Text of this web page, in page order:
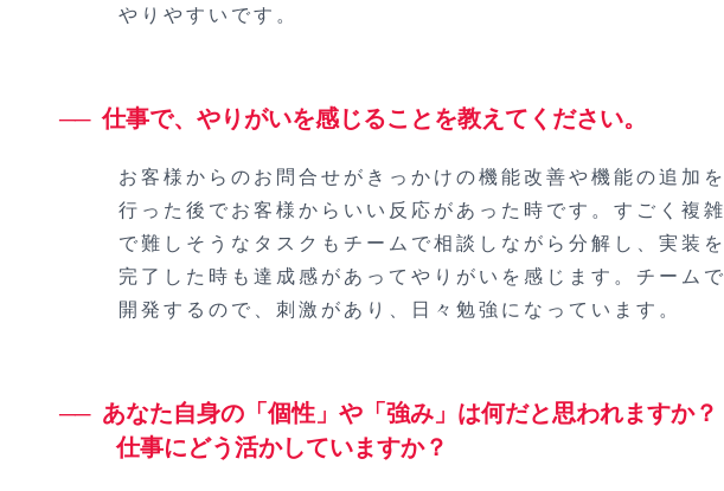
やりやすいです。
仕事で、やりがいを感じることを教えてください。
お客様からのお問合せがきっかけの機能改善や機能の追加を
行った後でお客様からいい反応があった時です。すごく複雑
で難しそうなタスクもチームで相談しながら分解し、実装を
完了した時も達成感があってやりがいを感じます。チームで
開発するので、刺激があり、日々勉強になっています。
あなた自身の「個性」や「強み」は何だと思われますか？
仕事にどう活かしていますか？